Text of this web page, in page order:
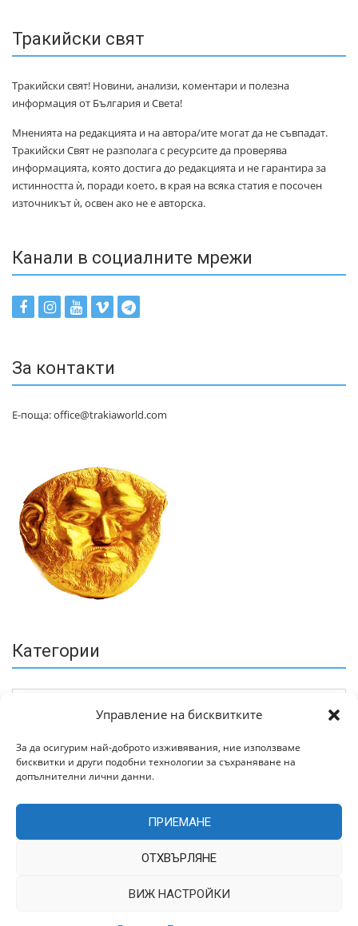
Управление на бисквитките
За да осигурим най-доброто изживявания, ние използваме
бисквитки и други подобни технологии за съхраняване на
допълнителни лични данни.
ПРИЕМАНЕ
ОТХВЪРЛЯНЕ
ВИЖ НАСТРОЙКИ
Тракийски свят
Тракийски свят! Новини, анализи, коментари и полезна
информация от България и Света!
Мненията на редакцията и на автора/ите могат да не съвпадат.
Тракийски Свят не разполага с ресурсите да проверява
информацията, която достига до редакцията и не гарантира за
истинността ѝ, поради което, в края на всяка статия е посочен
източникът ѝ, освен ако не е авторска.
Канали в социалните мрежи
За контакти
Е-поща: office@trakiaworld.com
Категории
Архив